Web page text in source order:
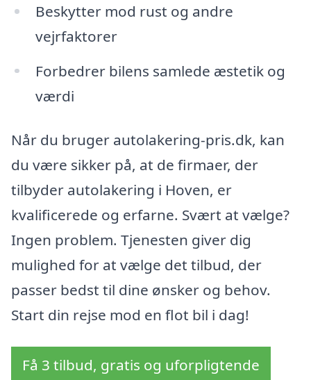
Beskytter mod rust og andre
vejrfaktorer
Forbedrer bilens samlede æstetik og
værdi
Når du bruger autolakering-pris.dk, kan
du være sikker på, at de firmaer, der
tilbyder autolakering i Hoven, er
kvalificerede og erfarne. Svært at vælge?
Ingen problem. Tjenesten giver dig
mulighed for at vælge det tilbud, der
passer bedst til dine ønsker og behov.
Start din rejse mod en flot bil i dag!
Få 3 tilbud, gratis og uforpligtende